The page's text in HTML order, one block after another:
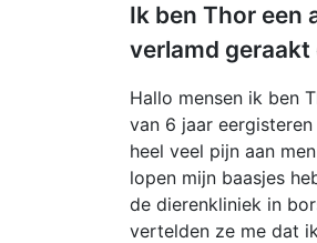
Ik ben Thor een
verlamd geraakt
Hallo mensen ik ben
van 6 jaar
heel veel pijn aan
lopen mijn baasjes
de dierenkliniek in
vertelden ze me dat